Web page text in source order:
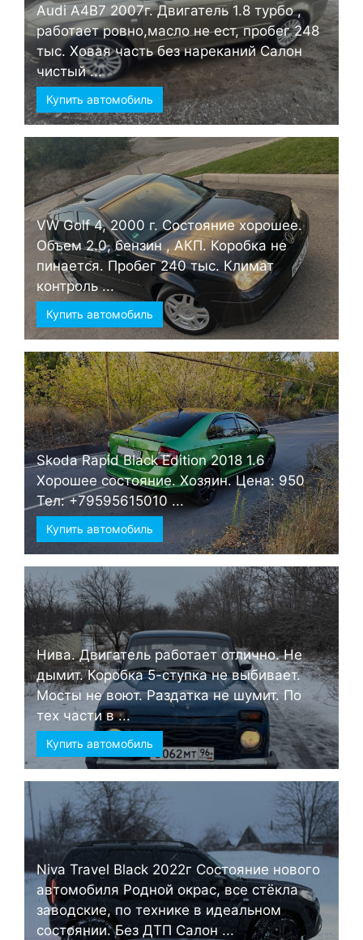
Audi А4B7 2007г. Двигатель 1.8 турбо ,
работает ровно,масло не ест, пробег 248
тыс. Ховая часть без нареканий Салон
чистый ...
Купить автомобиль
VW Golf 4, 2000 г. Состояние хорошее.
Объем 2.0, бензин , АКП. Коробка не
пинается. Пробег 240 тыс. Климат
контроль ...
Купить автомобиль
Skoda Rapid Black Edition 2018 1.6
Хорошее состояние. Хозяин. Цена: 950
Тел: +79595615010 ...
Купить автомобиль
Нива. Двигатель работает отлично. Не
дымит. Коробка 5-ступка не выбивает.
Мосты не воют. Раздатка не шумит. По
тех части в ...
Купить автомобиль
Niva Travel Black 2022г Состояние нового
автомобиля Родной окрас, все стёкла
заводские, по технике в идеальном
состоянии. Без ДТП Салон ...